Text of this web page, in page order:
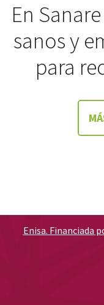
En
sanos y
para
Enisa. Financiada